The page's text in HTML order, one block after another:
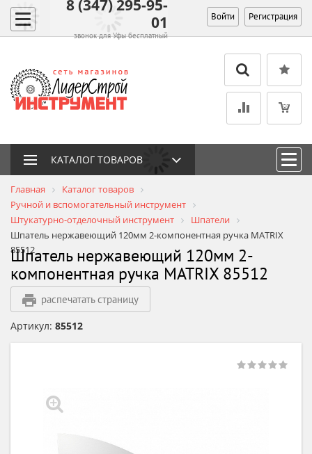
8 (347) 295-95-
01
звонок для Уфы бесплатный
Войти Регистрация
КАТАЛОГ ТОВАРОВ
Главная
Каталог товаров
Ручной и вспомогательный инструмент
Штукатурно-отделочный инструмент
Шпатели
Шпатель нержавеющий 120мм 2-компонентная ручка MATRIX
85512
Шпатель нержавеющий 120мм 2-
компонентная ручка MATRIX 85512
распечатать страницу
Артикул: 85512